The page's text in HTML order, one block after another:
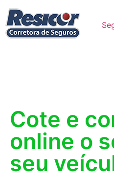
Cote e
online o
seu